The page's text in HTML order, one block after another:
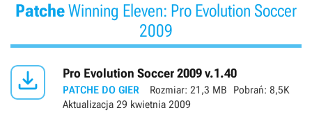
PatcheWinning Eleven: Pro Evolution Soccer
2009
 Pro Evolution Soccer 2009 v.1.40
PATCHE DO GIER Rozmiar: 21,3 MB Pobrań: 8,5K
Aktualizacja 29 kwietnia 2009